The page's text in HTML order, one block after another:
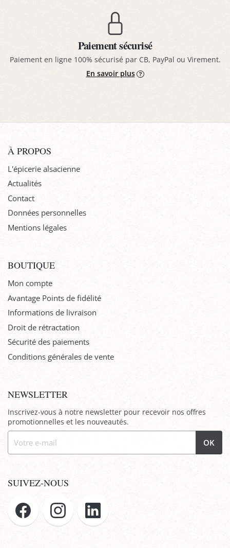
Paiement sécurisé
Paiement en ligne 100% sécurisé par CB, PayPal ou Virement.
En savoir plus
À PROPOS
L'épicerie alsacienne
Actualités
Contact
Données personnelles
Mentions légales
BOUTIQUE
Mon compte
Avantage Points de fidélité
Informations de livraison
Droit de rétractation
Sécurité des paiements
Conditions générales de vente
NEWSLETTER
Inscrivez-vous à notre newsletter pour recevoir nos offres
promotionnelles et les nouveautés.
OK
SUIVEZ-NOUS